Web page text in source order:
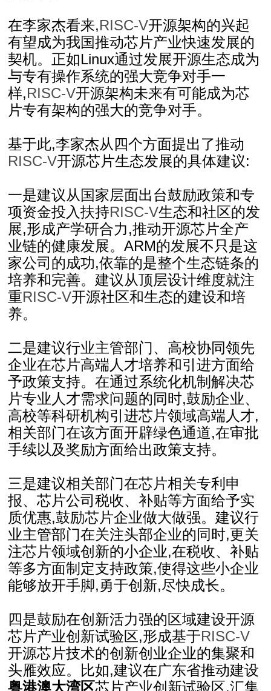
在李家杰看来,RISC-V开源架构的兴起
有望成为我国推动芯片产业快速发展的
契机。正如Linux通过发展开源生态成为
与专有操作系统的强大竞争对手一
样,RISC-V开源架构未来有可能成为芯
片专有架构的强大的竞争对手。
基于此,李家杰从四个方面提出了推动
RISC-V开源芯片生态发展的具体建议:
一是建议从国家层面出台鼓励政策和专
项资金投入扶持RISC-V生态和社区的发
展,形成产学研合力,推动开源芯片全产
业链的健康发展。ARM的发展不只是这
家公司的成功,依靠的是整个生态链条的
培养和完善。建议从顶层设计维度就注
重RISC-V开源社区和生态的建设和培
养。
二是建议行业主管部门、高校协同领先
企业在芯片高端人才培养和引进方面给
予政策支持。在通过系统化机制解决芯
片专业人才需求问题的同时,鼓励企业、
高校等科研机构引进芯片领域高端人才,
相关部门在该方面开辟绿色通道,在审批
手续以及奖励方面给出政策支持。
三是建议相关部门在芯片相关专利申
报、芯片公司税收、补贴等方面给予实
质优惠,鼓励芯片企业做大做强。建议行
业主管部门在关注头部企业的同时,更关
注芯片领域创新的小企业,在税收、补贴
等多方面制定支持政策,使得这些小企业
能够放开手脚,勇于创新,尽快成长。
四是鼓励在创新活力强的区域建设开源
芯片产业创新试验区,形成基于RISC-V
开源芯片技术的创新创业企业的集聚和
头雁效应。比如,建议在广东省推动建设
粤港澳大湾区芯片产业创新试验区,汇集